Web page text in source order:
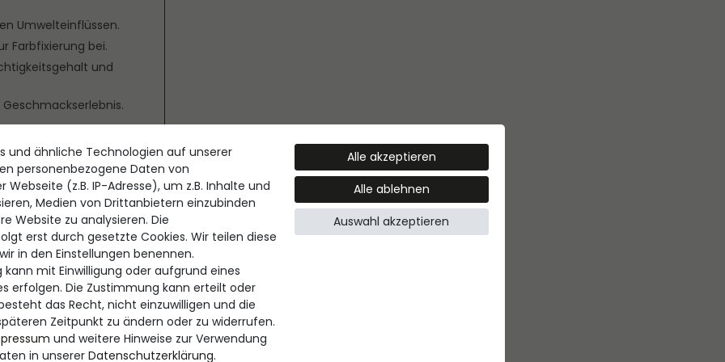
Umwelteinflüssen.
Farbfixierung bei.
und
eleganten,
schimmerndem
verzichten
,
INDICUM
und ähnliche Technologien auf unserer
personenbezogene Daten von
Webseite (z.B. IP-Adresse), um z.B. Inhalte und
Medien von Drittanbietern einzubinden
Website zu analysieren. Die
erst durch gesetzte Cookies. Wir teilen diese
in den Einstellungen benennen.
mit Einwilligung oder aufgrund eines
erfolgen. Die Zustimmung kann erteilt oder
das Recht, nicht einzuwilligen und die
Zeitpunkt zu ändern oder zu widerrufen.
und weitere Hinweise zur Verwendung
in unserer Daten­schutz­erklärung.
Alle akzeptieren
Alle ablehnen
Auswahl akzeptieren